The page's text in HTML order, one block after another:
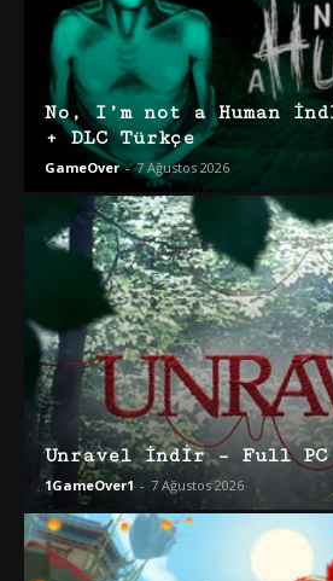
No, I’m not a Human
+ DLC Türkçe
GameOver - 7 Ağustos 2026
Unravel İndir – Full PC
1GameOver1 - 7 Ağustos 2026